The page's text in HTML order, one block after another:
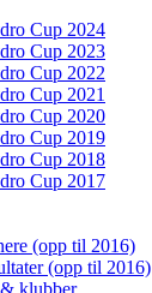
Cup 2024
Cup 2023
Cup 2022
Cup 2021
Cup 2020
Cup 2019
Cup 2018
Cup 2017
(opp til 2016)
(opp til 2016)
klubber